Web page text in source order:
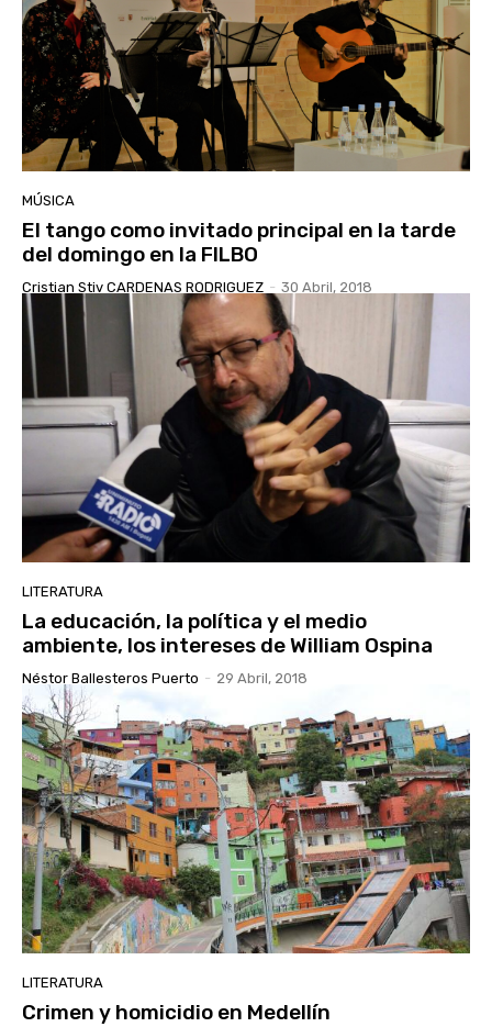
MÚSICA
El tango como invitado principal en la tarde
del domingo en la FILBO
Cristian Stiv CARDENAS RODRIGUEZ - 30 Abril, 2018
LITERATURA
La educación, la política y el medio
ambiente, los intereses de William Ospina
Néstor Ballesteros Puerto - 29 Abril, 2018
LITERATURA
Crimen y homicidio en Medellín